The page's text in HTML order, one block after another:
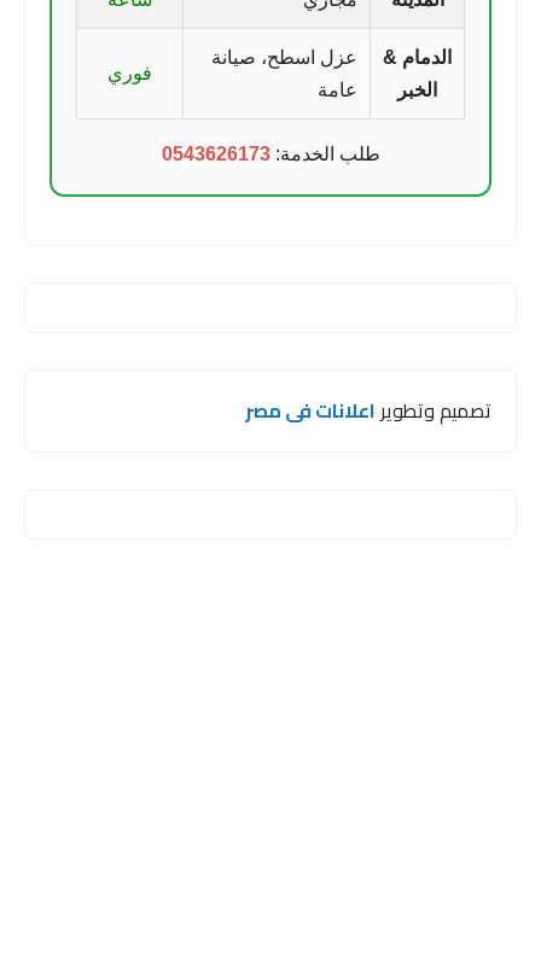
الدمام &
الخبر
عزل اسطح، صيانة
عامة
فوري
طلب الخدمة:0543626173
تصميم وتطويراعلانات فى مصر